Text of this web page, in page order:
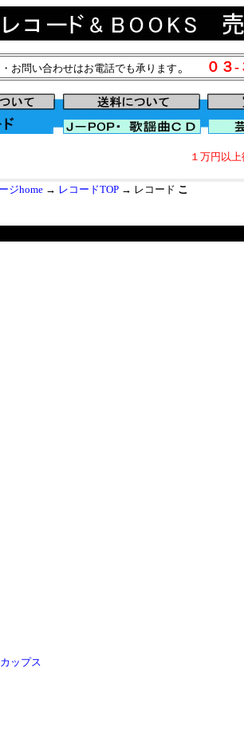
お問い合わせはお電話でも承ります。 ０３
１万円以
ジhome→ レコードTOP → レコード こ
ップス